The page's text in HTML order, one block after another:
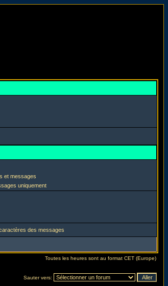
et messages
uniquement
des messages
Toutes les heures sont au format CET (Europe)
Sauter vers: